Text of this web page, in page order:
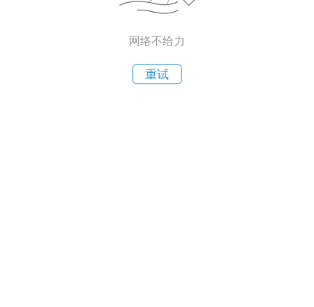
网络不给力
重试